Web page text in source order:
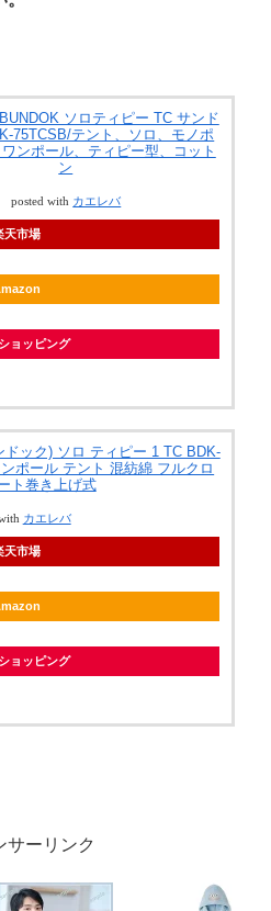
BUNDOK ソロティピー TC サンド
75TCSB/テント、ソロ、モノポ
ンポール、ティピー型、コット
ン
posted with カエレバ
天市場
ョッピング
ドック) ソロ ティピー 1 TC BDK-
ポール テント 混紡綿 フルクロ
ト巻き上げ式
カエレバ
天市場
ョッピング
サーリンク